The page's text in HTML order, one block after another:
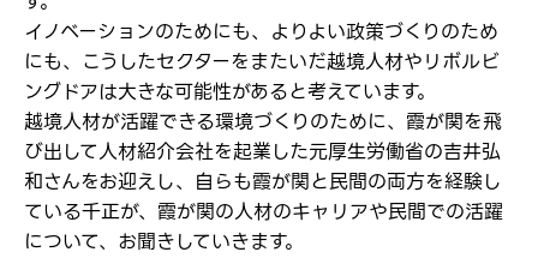
イノベーションのためにも、よりよい政策づくりのため
にも、こうしたセクターをまたいだ越境人材やリボルビ
ングドアは大きな可能性があると考えています。
越境人材が活躍できる環境づくりのために、霞が関を飛
び出して人材紹介会社を起業した元厚生労働省の吉井弘
和さんをお迎えし、自らも霞が関と民間の両方を経験し
ている千正が、霞が関の人材のキャリアや民間での活躍
について、お聞きしていきます。